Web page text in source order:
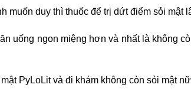
muốn duy thì thuốc để trị dứt điểm sỏi mật
uống ngon miệng hơn và nhất là không
PyLoLit và đi khám không còn sỏi mật